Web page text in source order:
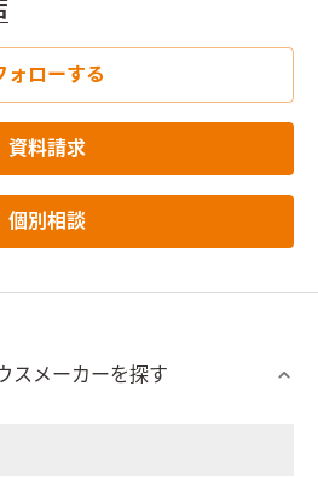
ォローする
資料請求
個別相談
スメーカーを探す